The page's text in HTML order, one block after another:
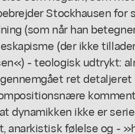
Stockhausen
(som når han
(der ikke
- teologisk udtrykt:
ret
dynamikken ikke er
anarkistisk følelse og -